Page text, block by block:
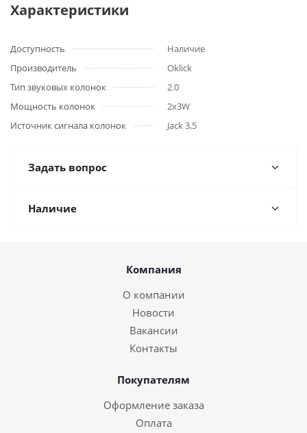
Характеристики
Доступность
Наличие
Производитель
Oklick
Тип звуковых колонок
2.0
Мощность колонок
2х3W
Источник сигнала колонок
Jack 3,5
Задать вопрос
Наличие
Компания
О компании
Новости
Вакансии
Контакты
Покупателям
Оформление заказа
Оплата